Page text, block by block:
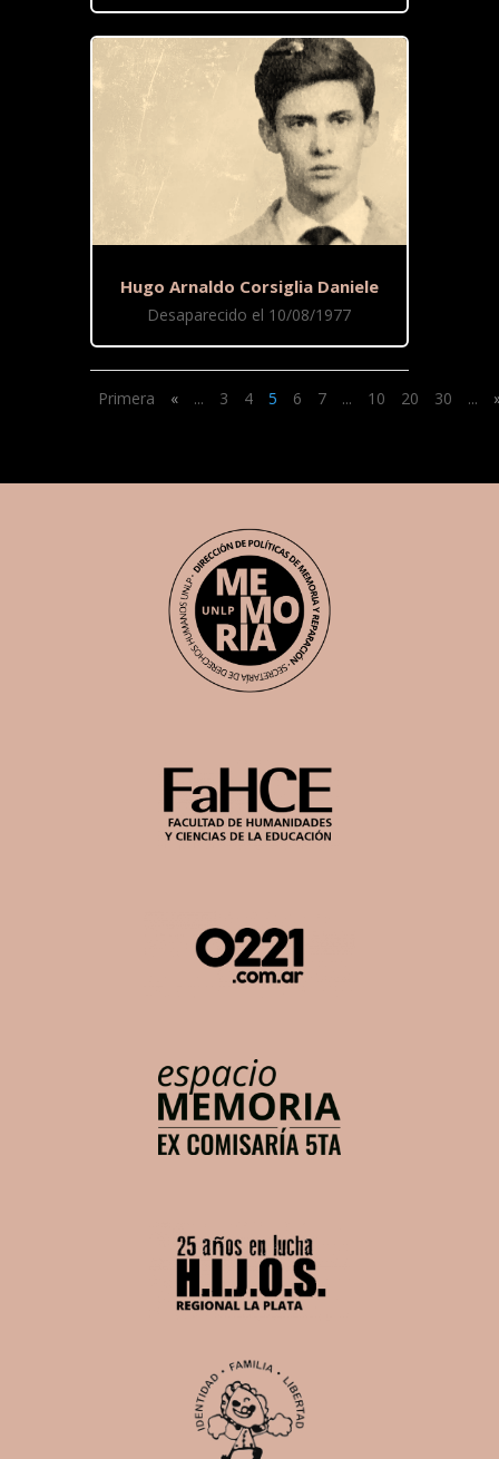
Hugo Arnaldo Corsiglia Daniele
Desaparecido el 10/08/1977
Primera « ... 3 4 5 6 7 ... 10 20 30 ...